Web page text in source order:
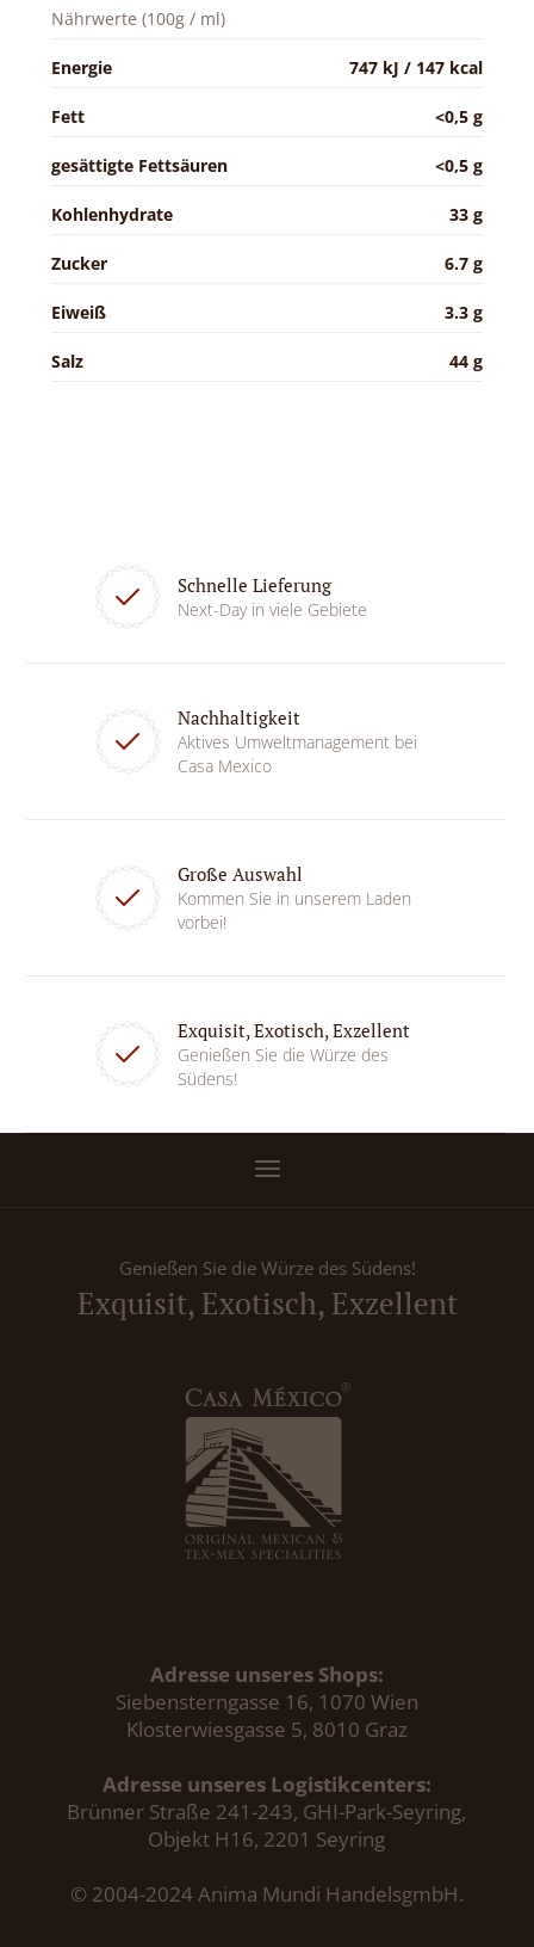
Nährwerte (100g / ml)
Energie 747 kJ / 147 kcal
Fett <0,5 g
gesättigte Fettsäuren <0,5 g
Kohlenhydrate 33 g
Zucker 6.7 g
Eiweiß 3.3 g
Salz 44 g
Schnelle Lieferung
Next-Day in viele Gebiete
Nachhaltigkeit
Aktives Umweltmanagement bei
Casa Mexico
Große Auswahl
Kommen Sie in unserem Laden
vorbei!
Exquisit, Exotisch, Exzellent
Genießen Sie die Würze des
Südens!
Genießen Sie die Würze des Südens!
Exquisit, Exotisch, Exzellent
Adresse unseres Shops:
Siebensterngasse 16, 1070 Wien
Klosterwiesgasse 5, 8010 Graz
Adresse unseres Logistikcenters:
Brünner Straße 241-243, GHI-Park-Seyring,
Objekt H16, 2201 Seyring
© 2004-2024 Anima Mundi HandelsgmbH.